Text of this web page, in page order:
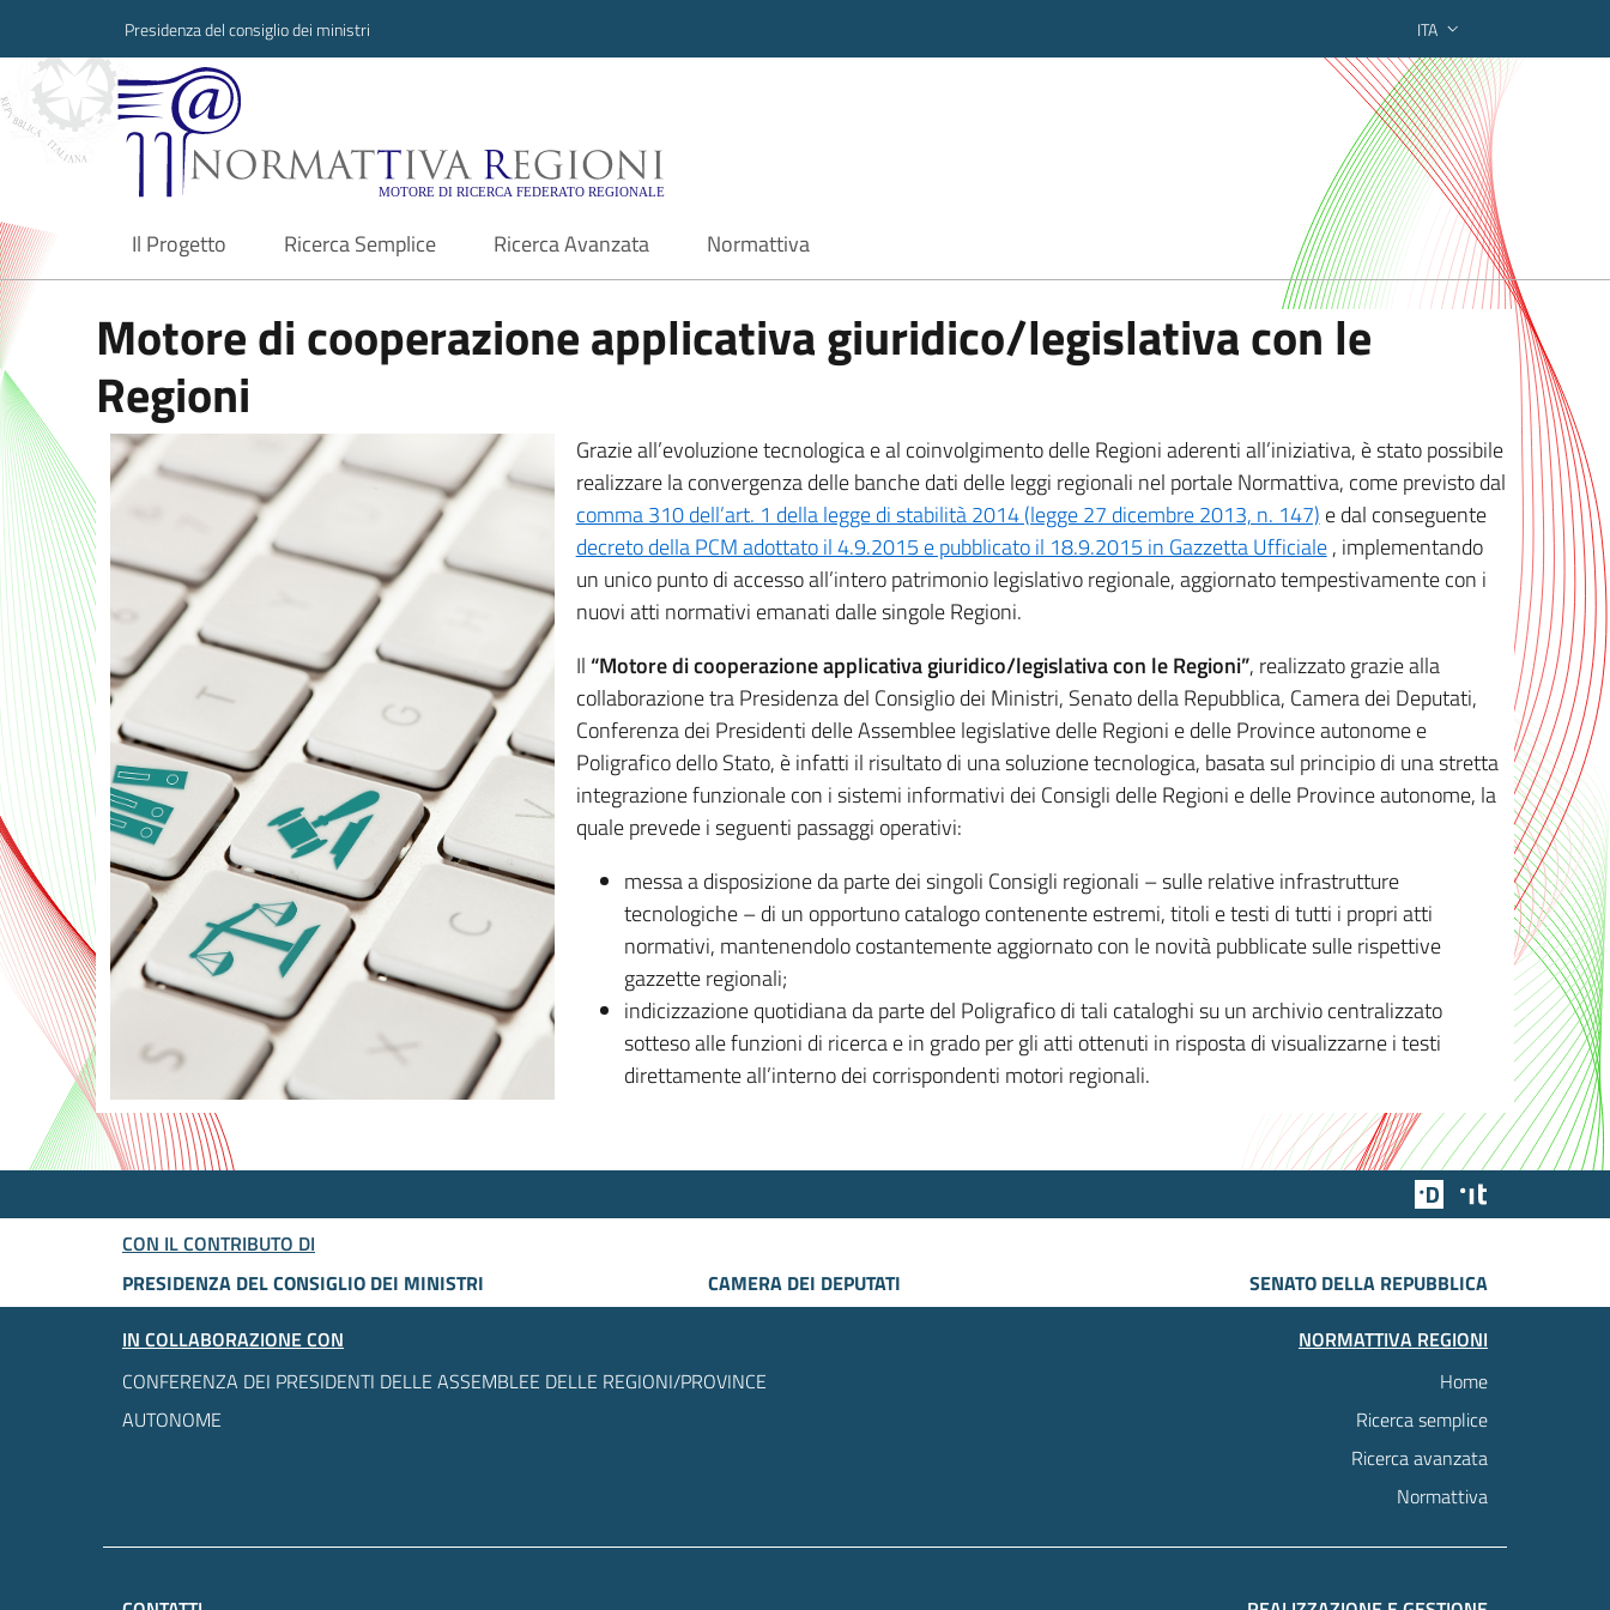
Presidenza del consiglio dei ministri ITA
Normattiva Regioni - Motore di ricerca federato regionale
Il Progetto
current Ricerca Semplice Ricerca Avanzata Normattiva
Motore di cooperazione applicativa giuridico/legislativa con le
Regioni
Grazie all’evoluzione tecnologica e al coinvolgimento delle Regioni aderenti all’iniziativa, è stato possibile
realizzare la convergenza delle banche dati delle leggi regionali nel portale Normattiva, come previsto dal
comma 310 dell’art. 1 della legge di stabilità 2014 (legge 27 dicembre 2013, n. 147) e dal conseguente
decreto della PCM adottato il 4.9.2015 e pubblicato il 18.9.2015 in Gazzetta Ufficiale, implementando
un unico punto di accesso all’intero patrimonio legislativo regionale, aggiornato tempestivamente con i
nuovi atti normativi emanati dalle singole Regioni.
Il “Motore di cooperazione applicativa giuridico/legislativa con le Regioni”, realizzato grazie alla
collaborazione tra Presidenza del Consiglio dei Ministri, Senato della Repubblica, Camera dei Deputati,
Conferenza dei Presidenti delle Assemblee legislative delle Regioni e delle Province autonome e
Poligrafico dello Stato, è infatti il risultato di una soluzione tecnologica, basata sul principio di una stretta
integrazione funzionale con i sistemi informativi dei Consigli delle Regioni e delle Province autonome, la
quale prevede i seguenti passaggi operativi:
messa a disposizione da parte dei singoli Consigli regionali – sulle relative infrastrutture
tecnologiche – di un opportuno catalogo contenente estremi, titoli e testi di tutti i propri atti
normativi, mantenendolo costantemente aggiornato con le novità pubblicate sulle rispettive
gazzette regionali;
indicizzazione quotidiana da parte del Poligrafico di tali cataloghi su un archivio centralizzato
sotteso alle funzioni di ricerca e in grado per gli atti ottenuti in risposta di visualizzarne i testi
direttamente all’interno dei corrispondenti motori regionali.
Team Digitale
CON IL CONTRIBUTO DI
PRESIDENZA DEL CONSIGLIO DEI MINISTRI
CAMERA DEI DEPUTATI
SENATO DELLA REPUBBLICA
IN COLLABORAZIONE CON
CONFERENZA DEI PRESIDENTI DELLE ASSEMBLEE DELLE REGIONI/PROVINCE
AUTONOME
NORMATTIVA REGIONI
Home
Ricerca semplice
Ricerca avanzata
Normattiva